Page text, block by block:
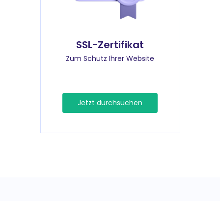
SSL-Zertifikat
Zum Schutz Ihrer Website
Jetzt durchsuchen